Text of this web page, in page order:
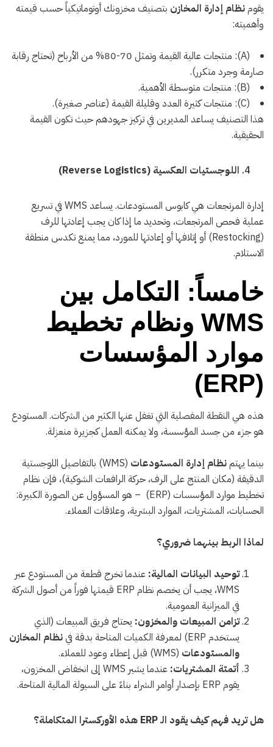
يقومنظام إدارة المخازن بتصنيف مخزونك أوتوماتيكياً حسب قيمته
وأهميته:
(A): منتجات عالية القيمة وتمثل 70-80% من الأرباح (تحتاج رقابة
صارمة وجرد متكرر).
(B): منتجات متوسطة الأهمية.
(C): منتجات كثيرة العدد وقليلة القيمة (عناصر صغيرة).
هذا التصنيف يساعد المديرين في تركيز جهودهم حيث تكون القيمة
الحقيقية.
اللوجستيات العكسية (Reverse Logistics)
إدارة المرتجعات هي كابوس المستودعات. يساعد WMS في تسريع
عملية فحص المرتجعات، وتحديد ما إذا كان يجب إعادتها للرف
(Restocking) أو إتلافها أو إعادتها للمورد، مما يمنع تكدس منطقة
الاستلام.
خامساً: التكامل بين
WMS ونظام تخطيط
موارد المؤسسات
(ERP)
هذه هي النقطة المفصلية التي تغفل عنها الكثير من الشركات. المستودع
هو جزء من جسد المؤسسة، ولا يمكنه العمل كجزيرة منعزلة.
بينما يهتمنظام إدارة المستودعات
(WMS) بالتفاصيل اللوجستية
الدقيقة (مكان المنتج على الرف، حركة الرافعات الشوكية)، فإن نظام
تخطيط موارد المؤسسات (ERP)
– هو المسؤول عن الصورة الكبيرة:
الحسابات، المشتريات، الموارد البشرية، وعلاقات العملاء.
لماذا الربط بينهما ضروري؟
توحيد البيانات المالية: عندما تخرج قطعة من المستودع عبر
WMS، يجب أن يخصم نظام ERP قيمتها فوراً من أصول الشركة
في الميزانية العمومية.
تزامن المبيعات والمخزون: يحتاج فريق المبيعات (الذي
يستخدم ERP) لمعرفة الكميات المتاحة بدقة في
نظام المخازن
والمستودعات (WMS) قبل إعطاء وعود للعملاء.
أتمتة المشتريات:
عندما يشير WMS إلى انخفاض المخزون،
يقوم ERP بإصدار أوامر الشراء بناءً على السيولة المالية المتاحة.
هل تريد فهم كيف يقود الـ ERP هذه الأوركسترا المتكاملة؟